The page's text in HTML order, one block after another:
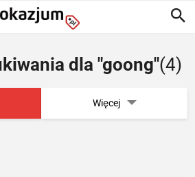
dla "goong"(4)
Więcej